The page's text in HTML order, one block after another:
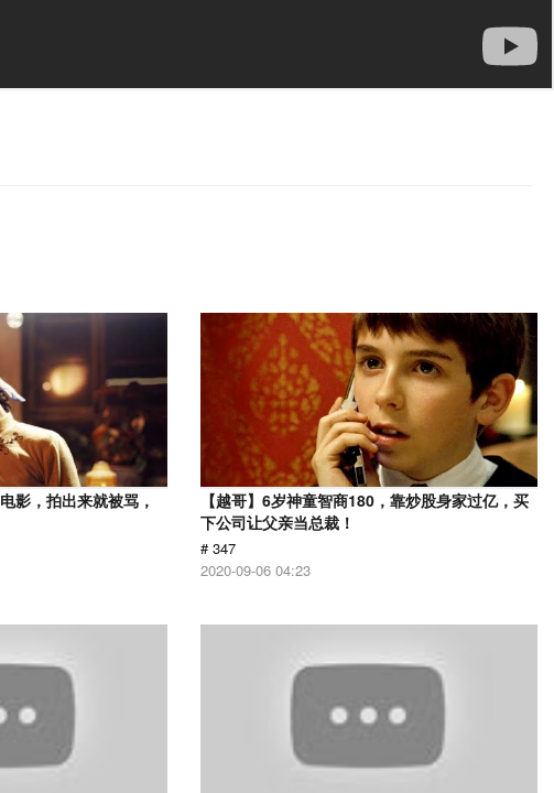
影，拍出来就被骂，
【越哥】6岁神童智商180，靠炒股身家过亿，买
下公司让父亲当总裁！
# 347
2020-09-06 04:23